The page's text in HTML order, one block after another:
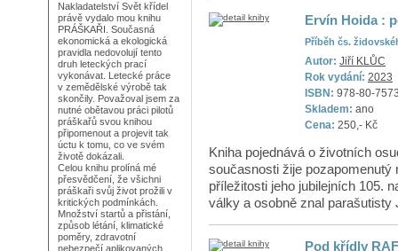
Nakladatelství Svět křídel
právě vydalo mou knihu
PRÁŠKAŘI. Současná
ekonomická a ekologická
pravidla nedovolují tento
druh leteckých prací
vykonávat. Letecké práce
v zemědělské výrobě tak
skončily. Považoval jsem za
nutné obětavou práci pilotů
práškařů svou knihou
připomenout a projevit tak
úctu k tomu, co ve svém
životě dokázali.
Celou knihu prolíná mé
přesvědčení, že všichni
práškaři svůj život prožili v
kritických podmínkách.
Množství startů a přistání,
způsob létání, klimatické
poměry, zdravotní
nebezpečí aplikovaných
Ervín Hoida :
Příběh čs.
Autor: Jiří KLŮC
Rok vydání: 2023
ISBN: 978-80-
Skladem: ano
Cena: 250,- Kč
Kniha pojednává o životních
současnosti žije
příležitosti jeho jubilejních 105.
války a osobně znal
Pod křídly RAF